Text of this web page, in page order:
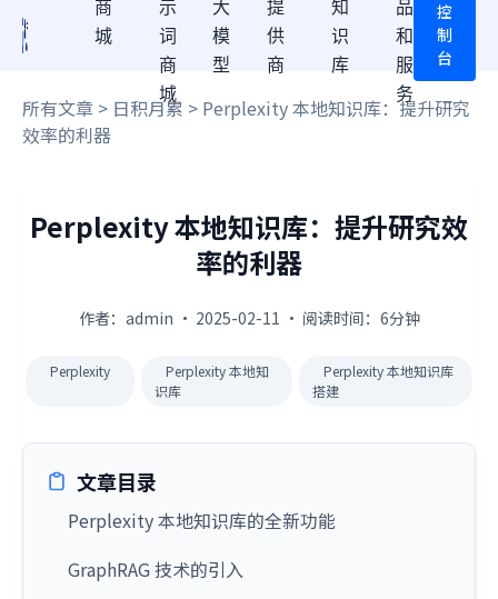
商
城
示
词
商
城
大
模
型
提
供
商
知
识
库
品
和
服
务
控
制
台
所有文章 > 日积月累 > Perplexity 本地知识库：提升研究
效率的利器
Perplexity 本地知识库：提升研究效
率的利器
作者：admin · 2025-02-11 · 阅读时间：6分钟
Perplexity
Perplexity 本地知
识库
Perplexity 本地知识库
搭建
文章目录
Perplexity 本地知识库的全新功能
GraphRAG 技术的引入